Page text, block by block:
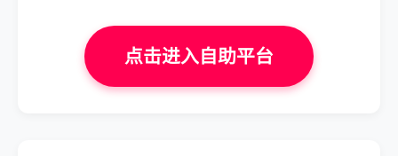
点击进入自助平台